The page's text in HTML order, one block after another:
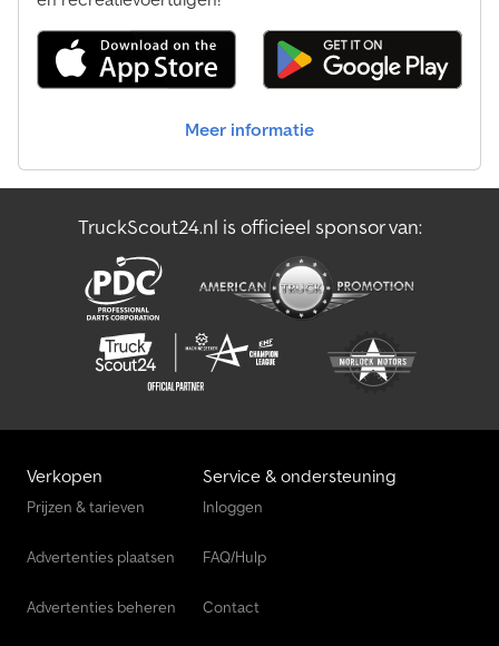
Meer informatie
TruckScout24.nl is officieel sponsor van:
Verkopen
Prijzen & tarieven
Advertenties plaatsen
Advertenties beheren
Service & ondersteuning
Inloggen
FAQ/Hulp
Contact